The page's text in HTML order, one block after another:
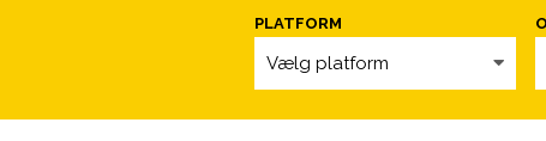
PLATFORM
Vælg platform